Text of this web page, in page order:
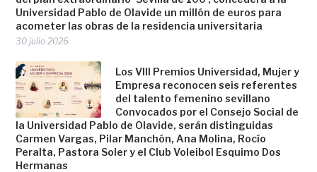
Universidad Pablo de Olavide un millón de euros para
acometer las obras de la residencia universitaria
30 julio 2026
Los VIII Premios Universidad, Mujer y
Empresa reconocen seis referentes
del talento femenino sevillano
Convocados por el Consejo Social de
la Universidad Pablo de Olavide, serán distinguidas
Carmen Vargas, Pilar Manchón, Ana Molina, Rocío
Peralta, Pastora Soler y el Club Voleibol Esquimo Dos
Hermanas